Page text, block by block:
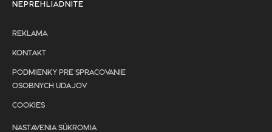
NEPREHLIADNITE
REKLAMA
KONTAKT
PODMIENKY PRE SPRACOVANIE
OSOBNYCH UDAJOV
COOKIES
NASTAVENIA SÚKROMIA